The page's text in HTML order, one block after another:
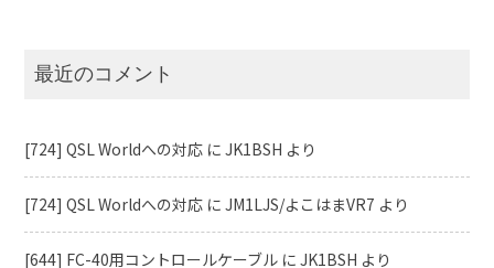
最近のコメント
[724] QSL Worldへの対応 にJK1BSH より
[724] QSL Worldへの対応 にJM1LJS/よこはまVR7 より
[644] FC-40用コントロールケーブル にJK1BSH より